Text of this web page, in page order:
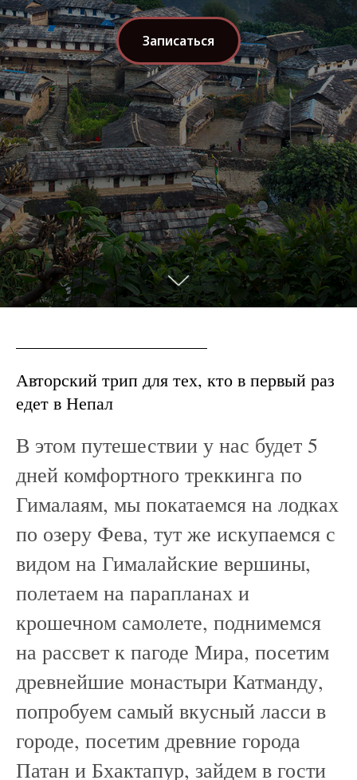
Записаться
Авторский трип для тех, кто в первый раз
едет в Непал
В этом путешествии у нас будет 5
дней комфортного треккинга по
Гималаям, мы покатаемся на лодках
по озеру Фева, тут же искупаемся с
видом на Гималайские вершины,
полетаем на парапланах и
крошечном самолете, поднимемся
на рассвет к пагоде Мира, посетим
древнейшие монастыри Катманду,
попробуем самый вкусный ласси в
городе, посетим древние города
Патан и Бхактапур, зайдем в гости